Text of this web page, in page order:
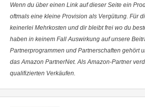
Wenn du über einen Link auf dieser Seite ein
oftmals eine kleine Provision als Vergütung. Für
keinerlei Mehrkosten und dir bleibt frei wo du
haben in keinem Fall Auswirkung auf unsere
Partnerprogrammen und Partnerschaften gehört
das Amazon PartnerNet. Als Amazon-Partner
qualifizierten Verkäufen.